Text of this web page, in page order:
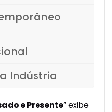
Indústria
e Presente” exibe